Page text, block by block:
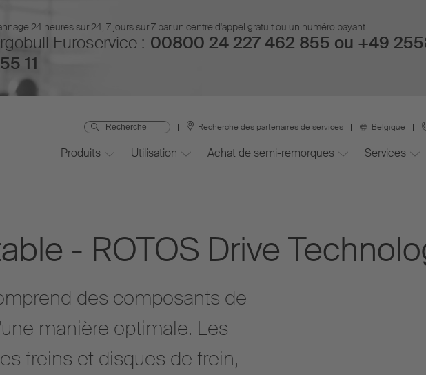
24 heures sur 24, 7 jours sur 7 par un centre d'appel gratuit ou un numéro payant
Euroservice : 00800 24 227 462 855 ou +49
11
Recherche des partenaires de services Belgique
Produits Utilisation Achat de semi-remorques Services
- ROTOS Drive
des composants de
manière optimale. Les
freins et disques de frein,